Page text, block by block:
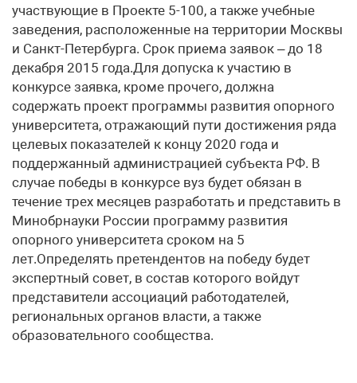
участвующие в Проекте 5-100, а также учебные
заведения, расположенные на территории Москвы
и Санкт-Петербурга. Срок приема заявок – до 18
декабря 2015 года.Для допуска к участию в
конкурсе заявка, кроме прочего, должна
содержать проект программы развития опорного
университета, отражающий пути достижения ряда
целевых показателей к концу 2020 года и
поддержанный администрацией субъекта РФ. В
случае победы в конкурсе вуз будет обязан в
течение трех месяцев разработать и представить в
Минобрнауки России программу развития
опорного университета сроком на 5
лет.Определять претендентов на победу будет
экспертный совет, в состав которого войдут
представители ассоциаций работодателей,
региональных органов власти, а также
образовательного сообщества.